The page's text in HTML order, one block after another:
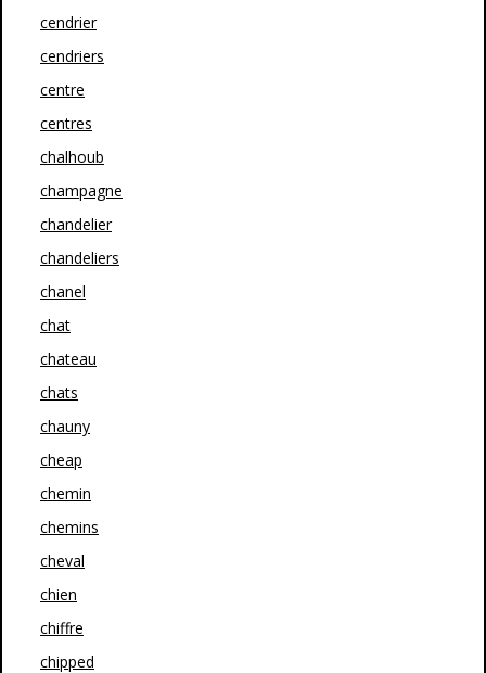
cendrier
cendriers
centre
centres
chalhoub
champagne
chandelier
chandeliers
chanel
chat
chateau
chats
chauny
cheap
chemin
chemins
cheval
chien
chiffre
chipped